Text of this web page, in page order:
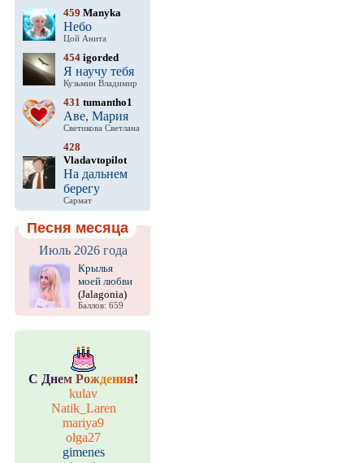
459 Manyka
Небо
Цой Анита
454 igorded
Я научу тебя
Кузьмин Владимир
431 tumantho1
Аве, Мария
Светикова Светлана
428
Vladavtopilot
На дальнем
берегу
Сармат
Песня месяца
Июль 2026 года
Крылья
моей любви
(Jalagonia)
Баллов: 659
С Днем Рождения!
kulav
Natik_Laren
mariya9
olga27
gimenes